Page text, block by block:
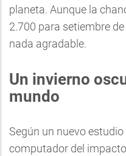
planeta. Aunque la
2.700 para setiembre
nada agradable.
Un invierno
mundo
Según un nuevo
computador del